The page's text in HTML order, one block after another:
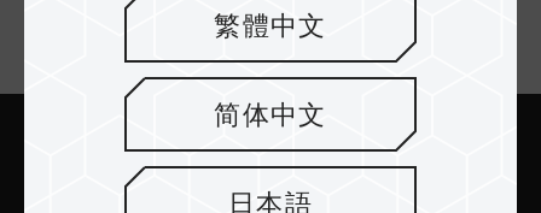
Email подписка
Отправить
繁體中文
简体中文
日本語